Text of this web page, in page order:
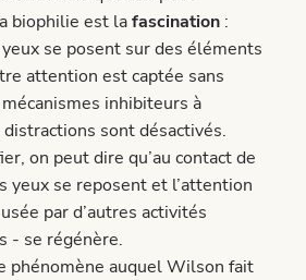
biophilie est lafascination :
se posent sur des éléments
attention est captée sans
inhibiteurs à
distractions sont désactivés.
on peut dire qu’au contact de
yeux se reposent et l’attention
par d’autres activités
- se régénère.
phénomène auquel Wilson fait